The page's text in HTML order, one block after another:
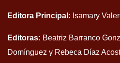
Editora Principal: Isamary
Editoras: Beatriz Barranco
Domínguez y Rebeca Díaz